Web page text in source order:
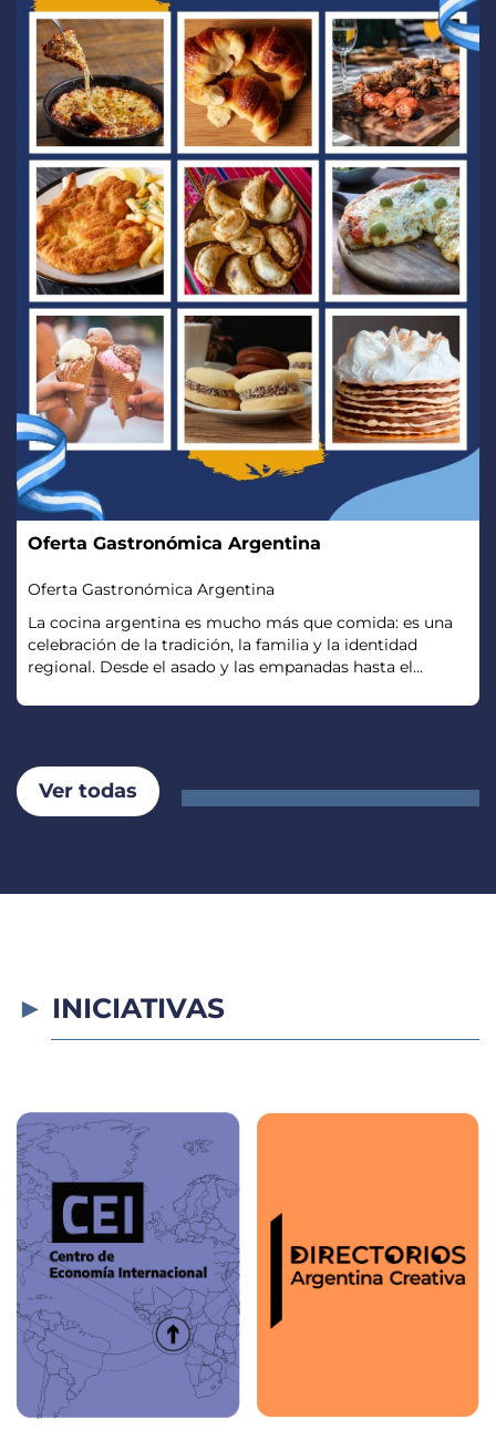
Oferta Gastronómica Argentina
Oferta Gastronómica Argentina
La cocina argentina es mucho más que comida: es una
celebración de la tradición, la familia y la identidad
regional. Desde el asado y las empanadas hasta el...
Ver todas
INICIATIVAS